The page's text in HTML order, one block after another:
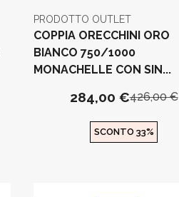
PRODOTTO OUTLET
COPPIA ORECCHINI ORO
BIANCO 750/1000
MONACHELLE CON SIN...
284,00 €426,00 €
SCONTO 33%